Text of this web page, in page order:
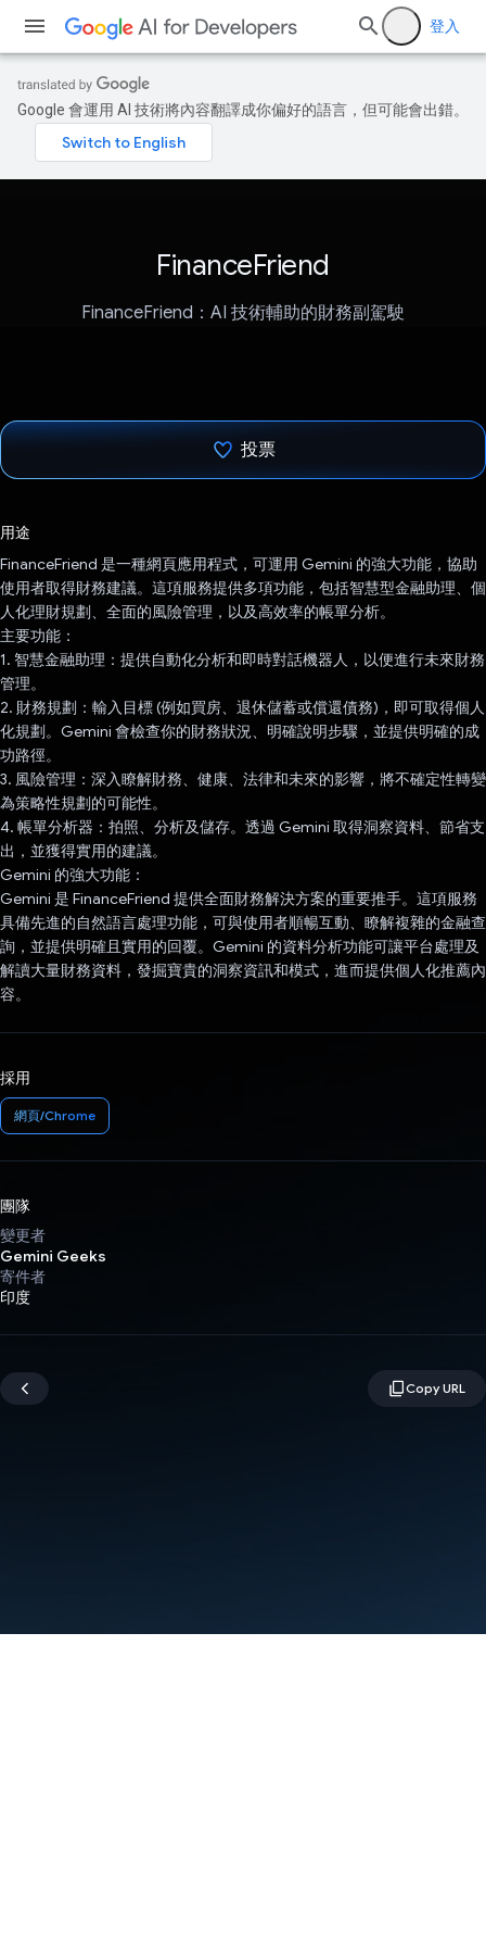
登入
Google 會運用 AI 技術將內容翻譯成你偏好的語言，但可能會出錯。
FinanceFriend
FinanceFriend：AI 技術輔助的財務副駕駛
投票
用途
FinanceFriend 是一種網頁應用程式，可運用 Gemini 的強大功能，協助
使用者取得財務建議。這項服務提供多項功能，包括智慧型金融助理、個
人化理財規劃、全面的風險管理，以及高效率的帳單分析。
主要功能：
1. 智慧金融助理：提供自動化分析和即時對話機器人，以便進行未來財務
管理。
2. 財務規劃：輸入目標 (例如買房、退休儲蓄或償還債務)，即可取得個人
化規劃。Gemini 會檢查你的財務狀況、明確說明步驟，並提供明確的成
功路徑。
3. 風險管理：深入瞭解財務、健康、法律和未來的影響，將不確定性轉變
為策略性規劃的可能性。
4. 帳單分析器：拍照、分析及儲存。透過 Gemini 取得洞察資料、節省支
出，並獲得實用的建議。
Gemini 的強大功能：
Gemini 是 FinanceFriend 提供全面財務解決方案的重要推手。這項服務
具備先進的自然語言處理功能，可與使用者順暢互動、瞭解複雜的金融查
詢，並提供明確且實用的回覆。Gemini 的資料分析功能可讓平台處理及
解讀大量財務資料，發掘寶貴的洞察資訊和模式，進而提供個人化推薦內
容。
採用
網頁/Chrome
團隊
變更者
Gemini Geeks
寄件者
印度